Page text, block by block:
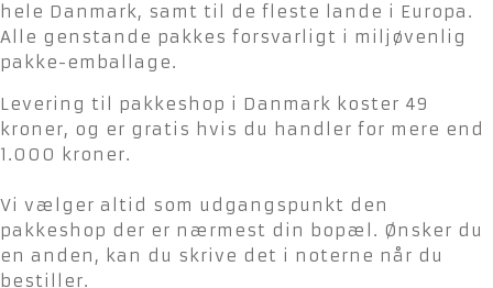
hele Danmark, samt til de fleste lande i Europa.
Alle genstande pakkes forsvarligt i miljøvenlig
pakke-emballage.
Levering til pakkeshop i Danmark koster 49
kroner, og er gratis hvis du handler for mere end
1.000 kroner.
Vi vælger altid som udgangspunkt den
pakkeshop der er nærmest din bopæl. Ønsker du
en anden, kan du skrive det i noterne når du
bestiller.